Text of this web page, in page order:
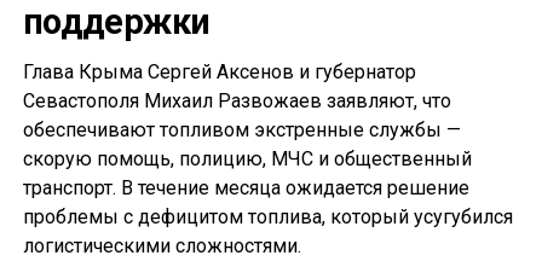
поддержки
Глава Крыма Сергей Аксенов и губернатор
Севастополя Михаил Развожаев заявляют, что
обеспечивают топливом экстренные службы —
скорую помощь, полицию, МЧС и общественный
транспорт. В течение месяца ожидается решение
проблемы с дефицитом топлива, который усугубился
логистическими сложностями.